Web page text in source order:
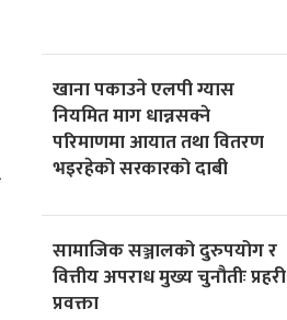
खाना पकाउने एलपी ग्यास
नियमित माग धान्नसक्ने
परिमाणमा आयात तथा वितरण
भइरहेको सरकारको दाबी
सामाजिक सञ्जालको दुरुपयोग र
वित्तीय अपराध मुख्य चुनौतीः प्रहरी
प्रवक्ता